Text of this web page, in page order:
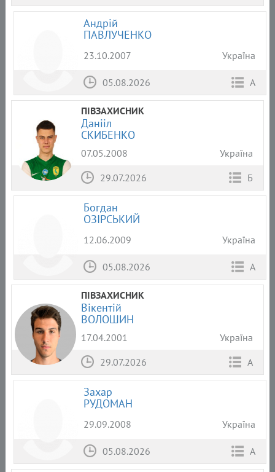
Андрій
ПАВЛУЧЕНКО
23.10.2007 Україна
05.08.2026 А
ПІВЗАХИСНИК
Данііл
СКИБЕНКО
07.05.2008
Україна
29.07.2026
Б
Богдан
ОЗІРСЬКИЙ
12.06.2009 Україна
05.08.2026 А
ПІВЗАХИСНИК
Вікентій
ВОЛОШИН
17.04.2001
Україна
29.07.2026
А
Захар
РУДОМАН
29.09.2008 Україна
05.08.2026 А